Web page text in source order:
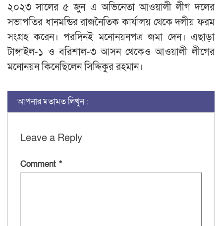
২০২৩ সালের ৫ জুন এ অভিনেতা আওয়ালী লীগ দলের
সভাপতির ধানমন্ডির রাজনৈতিক কার্যালয় থেকে দলীয় ফরম
সংগ্রহ করেন। পরদিনই মনোনয়নপত্র জমা দেন। এছাড়া
টাঙ্গাইল-১ ও বরিশাল-৩ আসন থেকেও আওয়ালী লীগের
মনোনয়ন কিনেছিলেন সিদ্দিকুর রহমান।
আপনার মতামত লিখুন :
Leave a Reply
Comment *